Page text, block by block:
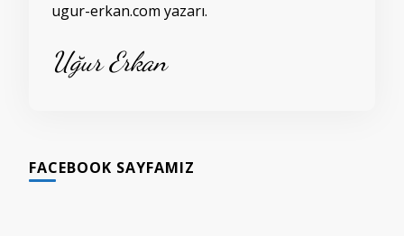
ugur-erkan.com yazarı.
Uğur Erkan
FACEBOOK SAYFAMIZ